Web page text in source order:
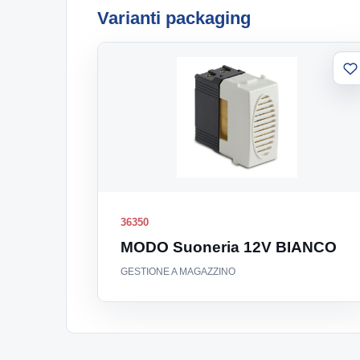
Varianti packaging
36350
MODO Suoneria 12V BIANCO
GESTIONE A MAGAZZINO